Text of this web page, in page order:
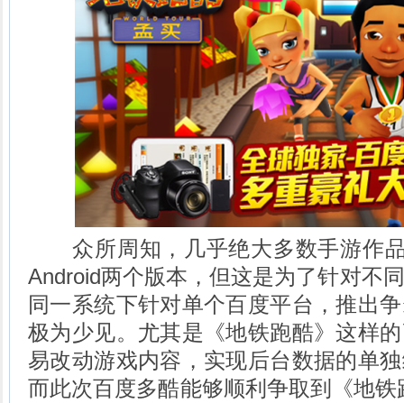
众所周知，几乎绝大多数手游作品
Android两个版本，但这是为了针对不
同一系统下针对单个百度平台，推出
极为少见。尤其是《地铁跑酷》这样
易改动游戏内容，实现后台数据的单
而此次百度多酷能够顺利争取到《地